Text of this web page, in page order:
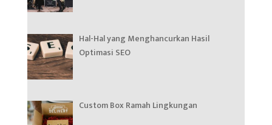
Hal-Hal yang Menghancurkan Hasil
Optimasi SEO
Custom Box Ramah Lingkungan